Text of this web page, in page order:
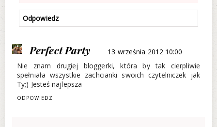
Odpowiedz
Perfect Party
13 września 2012 10:00
Nie znam drugiej bloggerki, która by tak cierpliwie
spełniała wszystkie zachcianki swoich czytelniczek jak
Ty;) Jesteś najlepsza
ODPOWIEDZ